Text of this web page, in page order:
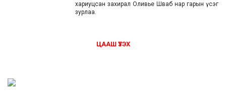
хариуцсан захирал Оливье Шваб нар гарын үсэг
зурлаа.
ЦААШ ҮЗЭХ